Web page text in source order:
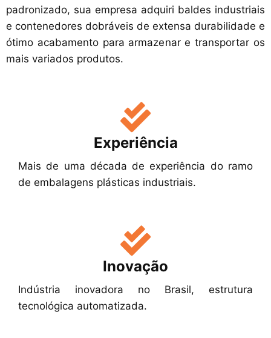
padronizado, sua empresa adquiri baldes industriais
e contenedores dobráveis de extensa durabilidade e
ótimo acabamento para armazenar e transportar os
mais variados produtos.
Experiência
Mais de uma década de experiência do ramo
de embalagens plásticas industriais.
Inovação
Indústria inovadora no Brasil, estrutura
tecnológica automatizada.